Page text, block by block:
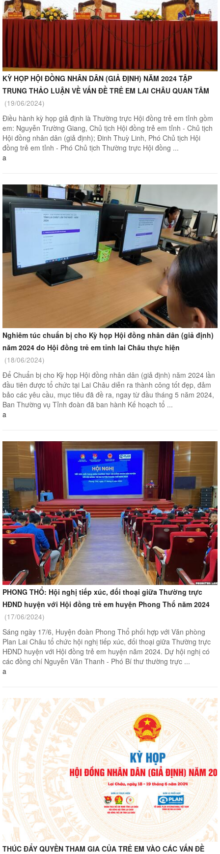
KỲ HỌP HỘI ĐỒNG NHÂN DÂN (GIẢ ĐỊNH) NĂM 2024 TẬP
TRUNG THẢO LUẬN VỀ VẤN ĐỀ TRẺ EM LAI CHÂU QUAN TÂM
(19/06/2024)
Điều hành kỳ họp giả định là Thường trực Hội đồng trẻ em tỉnh gồm
em: Nguyễn Trường Giang, Chủ tịch Hội đồng trẻ em tỉnh - Chủ tịch
Hội đồng nhân dân (giả định); Đinh Thuỳ Linh, Phó Chủ tịch Hội
đồng trẻ em tỉnh - Phó Chủ tịch Thường trực Hội đồng ...
a
Nghiêm túc chuẩn bị cho Kỳ họp Hội đồng nhân dân (giả định)
năm 2024 do Hội đồng trẻ em tỉnh lai Châu thực hiện
(18/06/2024)
Để Chuẩn bị cho Kỳ họp Hội đồng nhân dân (giả định) năm 2024 lần
đầu tiên được tổ chức tại Lai Châu diễn ra thành công tốt đẹp, đảm
bảo các yêu cầu, mục tiêu đã đề ra, ngay từ đầu tháng 5 năm 2024,
Ban Thường vụ Tỉnh đoàn đã ban hành Kế hoạch tổ ...
a
PHONG THỔ: Hội nghị tiếp xúc, đối thoại giữa Thường trực
HĐND huyện với Hội đồng trẻ em huyện Phong Thổ năm 2024
(17/06/2024)
Sáng ngày 17/6, Huyện đoàn Phong Thổ phối hợp với Văn phòng
Plan Lai Châu tổ chức hội nghị tiếp xúc, đối thoại giữa Thường trực
HĐND huyện với Hội đồng trẻ em huyện năm 2024. Dự hội nghị có
các đồng chí Nguyễn Văn Thanh - Phó Bí thư thường trực ...
a
THÚC ĐẨY QUYỀN THAM GIA CỦA TRẺ EM VÀO CÁC VẤN ĐỀ